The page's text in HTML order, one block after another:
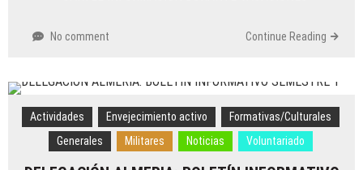
No comment Continue Reading
Actividades Envejecimiento activo
Formativas/Culturales
Generales
Militares Noticias Voluntariado